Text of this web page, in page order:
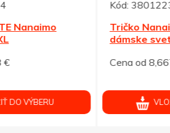
38012235
Tričko Nanaimo ELEVATE
dámske svetloružové XXL
Cena od 8,667 €
VLOŽIŤ DO VÝBERU